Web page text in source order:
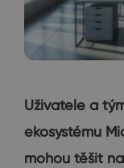
Uživatele a
ekosystému
mohou těšit